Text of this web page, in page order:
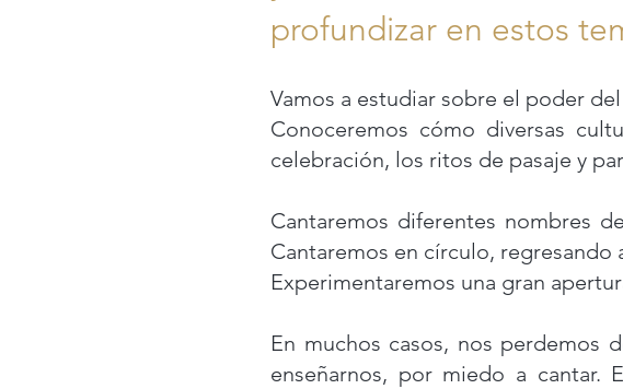
profundizar en estos
Vamos a estudiar sobre el poder
Conoceremos cómo diversas
celebración, los ritos de pasaje y
Cantaremos diferentes nombres
Cantaremos en círculo, regresando
Experimentaremos una gran
En muchos casos, nos perdemos
enseñarnos, por miedo a cantar.